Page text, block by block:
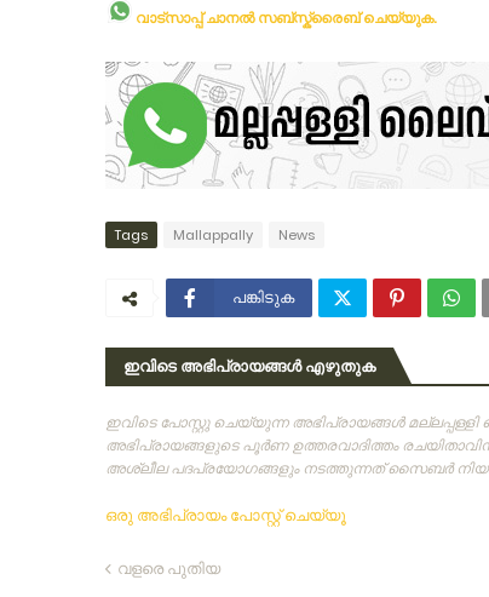
വാട്സാപ്പ് ചാനൽ സബ്സ്ക്രൈബ് ചെയ്യുക.
Tags Mallappally News
പങ്കിടുക
ഇവിടെ അഭിപ്രായങ്ങൾ എഴുതുക
ഇവിടെ പോസ്റ്റു ചെയ്യുന്ന അഭിപ്രായങ്ങള്‍
അഭിപ്രായങ്ങളുടെ പൂര്‍ണ ഉത്തരവാദിത്തം
അശ്ലീല പദപ്രയോഗങ്ങളും നടത്തുന്നത്‌ സൈബര്‍
ഒരു അഭിപ്രായം പോസ്റ്റ് ചെയ്യൂ
വളരെ പുതിയ